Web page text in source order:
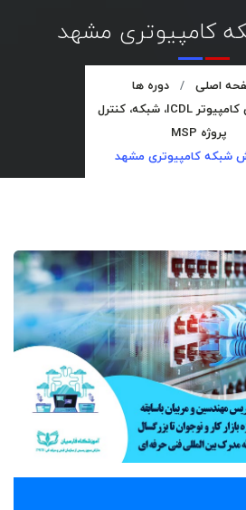
کامپیوتری مشهد
اصلی
دوره ها
دوره‌های کامپیوتر ICDL، شبکه، کنترل
پروژه MSP
شبکه کامپیوتری مشهد